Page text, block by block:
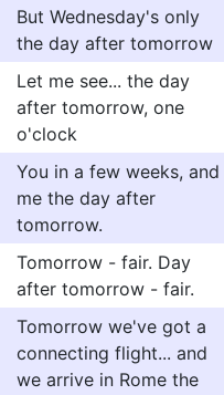
But Wednesday's only
the day after tomorrow
Let me see... the day
after tomorrow, one
o'clock
You in a few weeks, and
me the day after
tomorrow.
Tomorrow - fair. Day
after tomorrow - fair.
Tomorrow we've got a
connecting flight... and
we arrive in Rome the